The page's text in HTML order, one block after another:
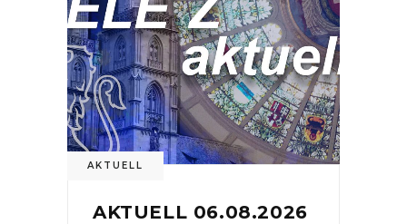
AKTUELL
AKTUELL 06.08.2026